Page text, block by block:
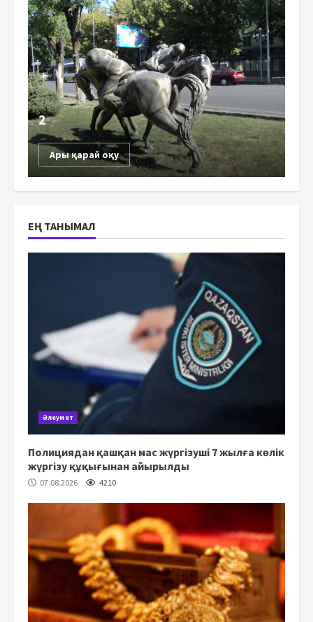
2
Ары қарай оқу
ЕҢ ТАНЫМАЛ
Әлеумет
Полициядан қашқан мас жүргізуші 7 жылға көлік
жүргізу құқығынан айырылды
07.08.2026 4210